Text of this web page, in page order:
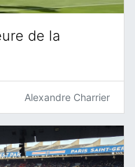
de la
Alexandre Charrier